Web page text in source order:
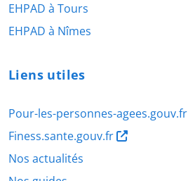
EHPAD à Tours
EHPAD à Nîmes
Liens utiles
Pour-les-personnes-agees.gouv.fr
Finess.sante.gouv.fr
Nos actualités